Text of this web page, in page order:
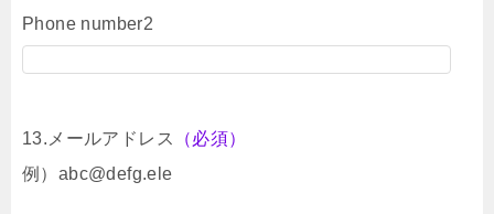
Phone number2
13.メールアドレス
（必須）
例）abc@defg.ele